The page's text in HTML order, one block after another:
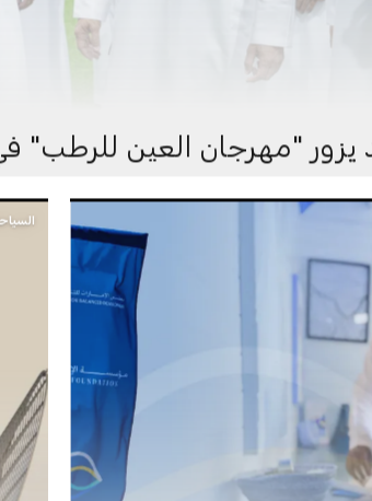
يزور "مهرجان العين للرطب"